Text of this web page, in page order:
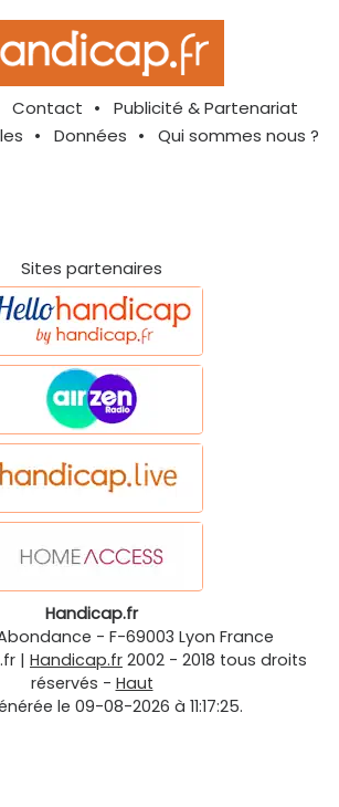
Contact
Publicité & Partenariat
Données Qui sommes nous ?
Sites partenaires
Handicap.fr
- F-69003 Lyon France
| Handicap.fr 2002 - 2018 tous droits
réservés - Haut
le 09-08-2026 à 11:17:25.